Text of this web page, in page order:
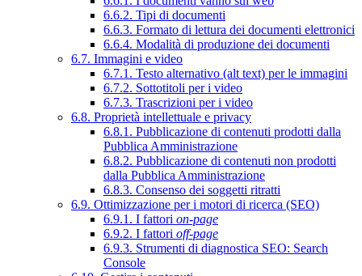
6.6.2. Tipi di documenti
6.6.3. Formato di lettura dei documenti elettronici
6.6.4. Modalità di produzione dei documenti
6.7. Immagini e video
6.7.1. Testo alternativo (alt text) per le immagini
6.7.2. Sottotitoli per i video
6.7.3. Trascrizioni per i video
6.8. Proprietà intellettuale e privacy
6.8.1. Pubblicazione di contenuti prodotti dalla
Pubblica Amministrazione
6.8.2. Pubblicazione di contenuti non prodotti
dalla Pubblica Amministrazione
6.8.3. Consenso dei soggetti ritratti
6.9. Ottimizzazione per i motori di ricerca (SEO)
6.9.1. I fattori on-page
6.9.2. I fattori off-page
6.9.3. Strumenti di diagnostica SEO: Search
Console